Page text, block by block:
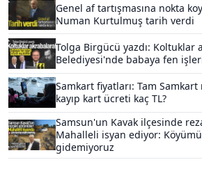
Genel af tartışmasına nokta
Numan Kurtulmuş tarih verdi
Tolga Birgücü yazdı: Koltuklar
Belediyesi'nde babaya fen
Samkart fiyatları: Tam
kayıp kart ücreti kaç TL?
Samsun'un Kavak ilçesinde
Mahalleli isyan ediyor:
gidemiyoruz